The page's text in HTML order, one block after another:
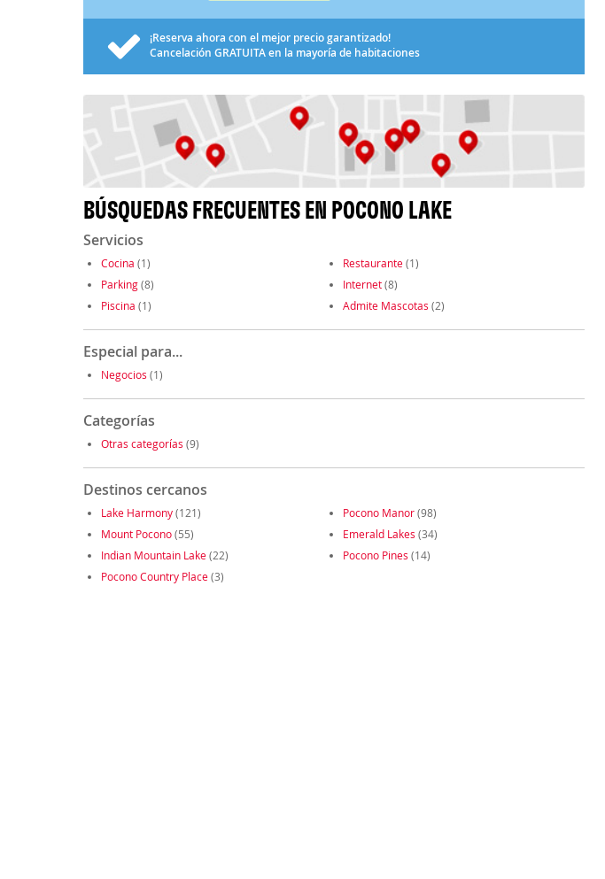
¡Reserva ahora con el mejor precio garantizado!
Cancelación GRATUITAen la mayoría de habitaciones
BÚSQUEDAS FRECUENTES EN POCONO LAKE
Servicios
Cocina (1) Restaurante(1)
Parking(8) Internet(8)
Piscina (1) Admite Mascotas (2)
Especial para...
Negocios (1)
Categorías
Otras categorías (9)
Destinos cercanos
Lake Harmony(121) Pocono Manor(98)
Mount Pocono(55) Emerald Lakes (34)
Indian Mountain Lake(22) Pocono Pines (14)
Pocono Country Place(3)